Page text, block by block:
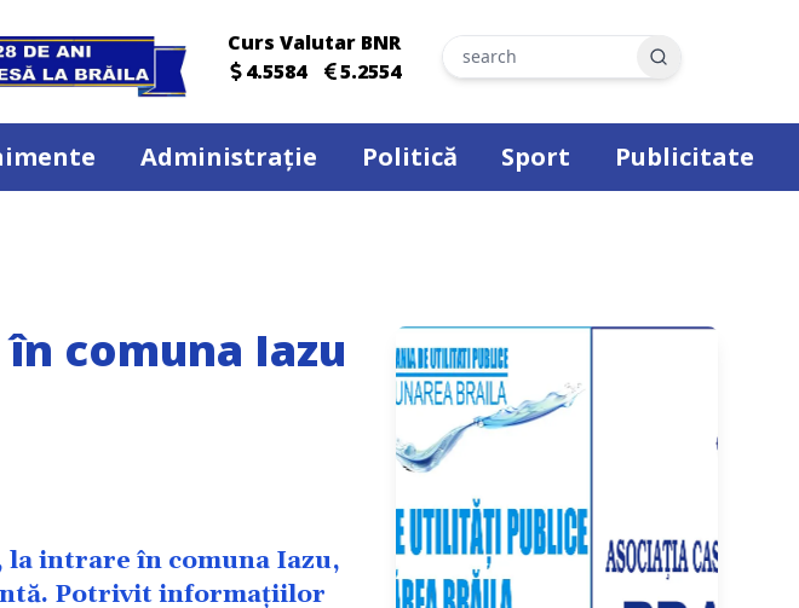
Curs Valutar BNR
4.5584
5.2554
Search
Administrație Politică Sport Publicitate
comuna Iazu
la intrare în comuna Iazu,
Potrivit informațiilor